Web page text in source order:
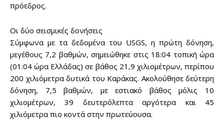
πρόεδρος.
Οι δύο σεισμικές δονήσεις
Σύμφωνα με τα δεδομένα του USGS, η πρώτη δόνηση,
μεγέθους 7,2 βαθμών, σημειώθηκε στις 18:04 τοπική ώρα
(01:04 ώρα Ελλάδας) σε βάθος 21,9 χιλιομέτρων, περίπου
200 χιλιόμετρα δυτικά του Καράκας. Ακολούθησε δεύτερη
δόνηση, 7,5 βαθμών, με εστιακό βάθος μόλις 10
χιλιομέτρων, 39 δευτερόλεπτα αργότερα και 45
χιλιόμετρα πιο κοντά στην πρωτεύουσα.